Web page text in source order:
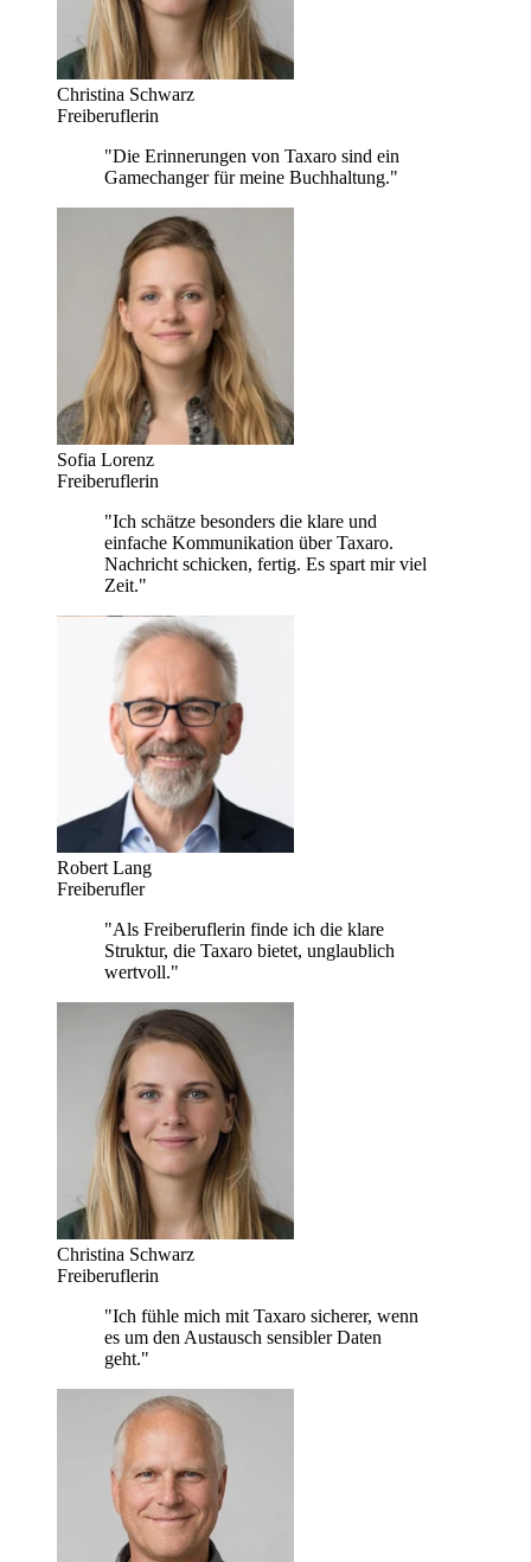
Christina Schwarz
Freiberuflerin
"Die Erinnerungen von Taxaro sind ein
Gamechanger für meine Buchhaltung."
Sofia Lorenz
Freiberuflerin
"Ich schätze besonders die klare und
einfache Kommunikation über Taxaro.
Nachricht schicken, fertig. Es spart mir viel
Zeit."
Robert Lang
Freiberufler
"Als Freiberuflerin finde ich die klare
Struktur, die Taxaro bietet, unglaublich
wertvoll."
Christina Schwarz
Freiberuflerin
"Ich fühle mich mit Taxaro sicherer, wenn
es um den Austausch sensibler Daten
geht."